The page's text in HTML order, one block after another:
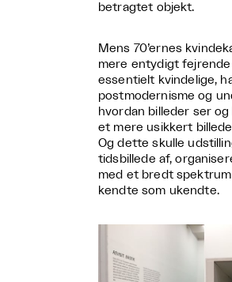
betragtet objekt.
Mens 70’ernes
mere entydigt
essentielt kvindelige,
postmodernisme og
hvordan billeder ser
et mere usikkert
Og dette skulle
tidsbillede af,
med et bredt
kendte som ukendte.